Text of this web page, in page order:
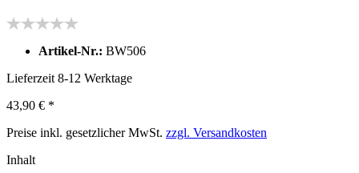
Artikel-Nr.: BW506
Lieferzeit 8-12 Werktage
43,90 € *
Preise inkl. gesetzlicher MwSt. zzgl. Versandkosten
Inhalt